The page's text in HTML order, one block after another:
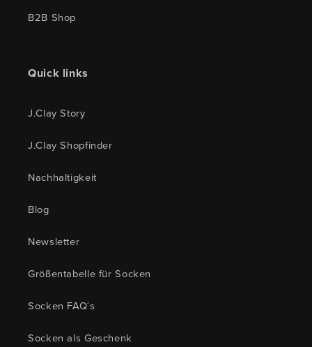
B2B Shop
Quick links
J.Clay Story
J.Clay Shopfinder
Nachhaltigkeit
Blog
Newsletter
Größentabelle für Socken
Socken FAQ´s
Socken als Geschenk